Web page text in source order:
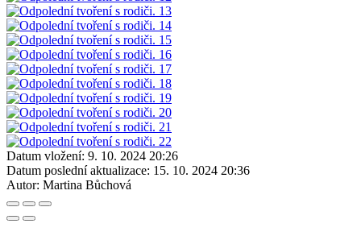
Datum vložení: 9. 10. 2024 20:26
Datum poslední aktualizace: 15. 10. 2024 20:36
Autor: Martina Bůchová